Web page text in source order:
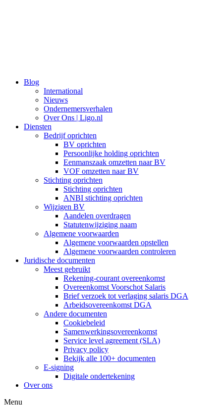
Blog
International
Nieuws
Ondernemersverhalen
Over Ons | Ligo.nl
Diensten
Bedrijf oprichten
BV oprichten
Persoonlijke holding oprichten
Eenmanszaak omzetten naar BV
VOF omzetten naar BV
Stichting oprichten
Stichting oprichten
ANBI stichting oprichten
Wijzigen BV
Aandelen overdragen
Statutenwijziging naam
Algemene voorwaarden
Algemene voorwaarden opstellen
Algemene voorwaarden controleren
Juridische documenten
Meest gebruikt
Rekening-courant overeenkomst
Overeenkomst Voorschot Salaris
Brief verzoek tot verlaging salaris DGA
Arbeidsovereenkomst DGA
Andere documenten
Cookiebeleid
Samenwerkingsovereenkomst
Service level agreement (SLA)
Privacy policy
Bekijk alle 100+ documenten
E-signing
Digitale ondertekening
Over ons
Menu